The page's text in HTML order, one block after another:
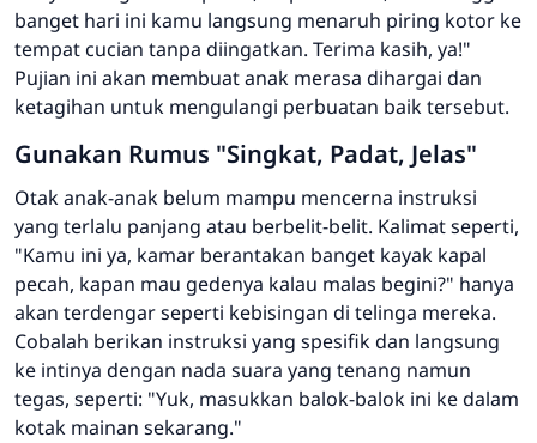
banget hari ini kamu langsung menaruh piring kotor ke
tempat cucian tanpa diingatkan. Terima kasih, ya!"
Pujian ini akan membuat anak merasa dihargai dan
ketagihan untuk mengulangi perbuatan baik tersebut.
Gunakan Rumus "Singkat, Padat, Jelas"
Otak anak-anak belum mampu mencerna instruksi
yang terlalu panjang atau berbelit-belit. Kalimat seperti,
"Kamu ini ya, kamar berantakan banget kayak kapal
pecah, kapan mau gedenya kalau malas begini?" hanya
akan terdengar seperti kebisingan di telinga mereka.
Cobalah berikan instruksi yang spesifik dan langsung
ke intinya dengan nada suara yang tenang namun
tegas, seperti: "Yuk, masukkan balok-balok ini ke dalam
kotak mainan sekarang."